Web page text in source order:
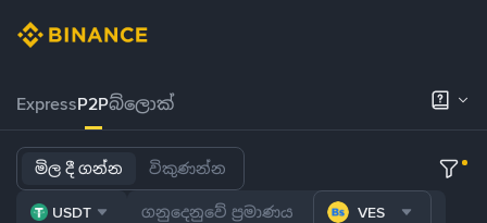
ExpressP2Pබ්ලොක්
මිල දී ගන්න විකුණන්න
USDT VES